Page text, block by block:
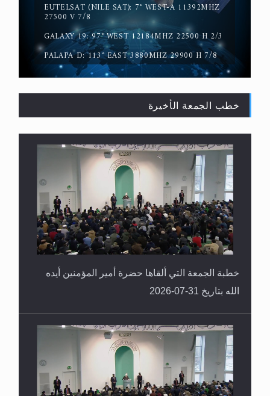
حقيقة المسيح الدجال
القرآن قاضٍ وحكمٌ على السنة ومهيمنٌ عليها.. ليس
العكس
EUTELSAT (NILE SAT): 7° WEST-A 11392MHZ
27500 V 7/8
GALAXY 19: 97° WEST 12184MHZ 22500 H 2/3
PALAPA D: 113° EAST 3880MHZ 29900 H 7/8
خطب الجمعة الأخيرة
خطبة الجمعة التي ألقاها حضرة أمير المؤمنين أيده
الله بتاريخ 31-07-2026